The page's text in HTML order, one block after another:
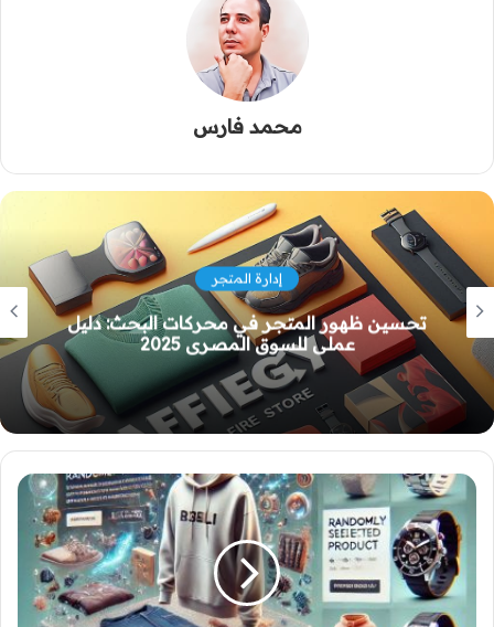
محمد فارس
إدارة المتجر
استراتيجيات مبتكرة لجذب الزوار إلى متجرك:
دليل شامل لزيادة الحركة والوعي بالعلامة
التجارية